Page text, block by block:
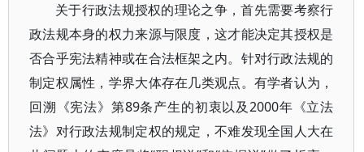
关于行政法规授权的理论之争，首先需要考察行
政法规本身的权力来源与限度，这才能决定其授权是
否合乎宪法精神或在合法框架之内。针对行政法规的
制定权属性，学界大体存在几类观点。有学者认为，
回溯《宪法》第89条产生的初衷以及2000年《立法
法》对行政法规制定权的规定，不难发现全国人大在